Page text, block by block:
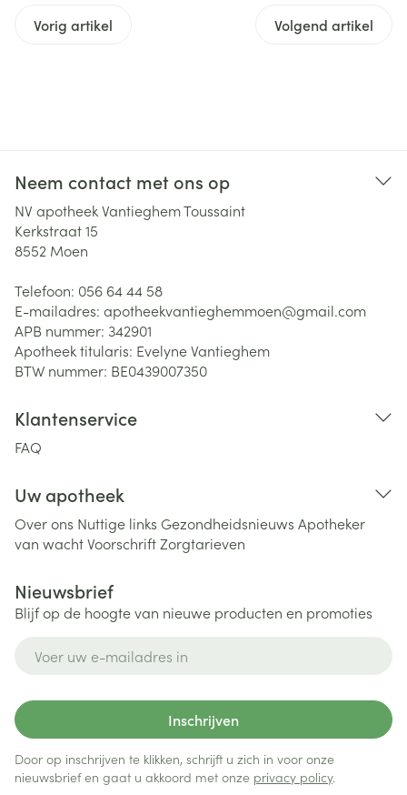
Vorig artikel Volgend artikel
Neem contact met ons op
NV apotheek Vantieghem Toussaint
Kerkstraat 15
8552 Moen
Telefoon: 056 64 44 58
E-mailadres: apotheekvantieghemmoen@gmail.com
APB nummer: 342901
Apotheek titularis: Evelyne Vantieghem
BTW nummer: BE0439007350
Klantenservice
FAQ
Uw apotheek
Over ons Nuttige links Gezondheidsnieuws Apotheker
van wachtVoorschriftZorgtarieven
Nieuwsbrief
Blijf op de hoogte van nieuwe producten en promoties
Inschrijven
Door op inschrijven te klikken, schrijft u zich in voor onze
nieuwsbrief en gaat u akkoord met onze privacy policy.